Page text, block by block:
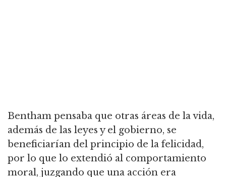
Bentham pensaba que otras áreas de la vida,
además de las leyes y el gobierno, se
beneficiarían del principio de la felicidad,
por lo que lo extendió al comportamiento
moral, juzgando que una acción era